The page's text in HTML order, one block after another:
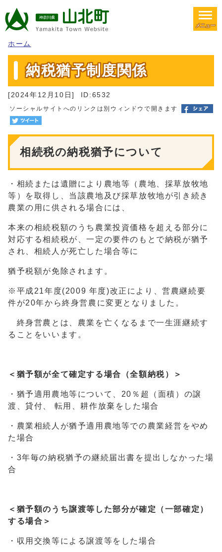
メニュー
ホーム
納税猶予制度関係
[2024年12月10日] ID:6532
ソーシャルサイトへのリンクは別ウィンドウで開きます
相続税の納税猶予について
・相続または遺贈により農地等（農地、採草放牧地
等）を取得し、当該農地及び採草放牧地が引き続き
農業の用に供される場合には、
本来の相続税額のうち農業投資価格を超える部分に
対応する相続税が、一定の要件のもとで納税が猶予
され、相続人が死亡した場合等に
猶予税額が免除されます。
※平成21年度(2009 年度)改正により、営農継続要
件が20年から終身営農に変更となりました。
終身営農とは、農業を亡くなるまで一生涯継続す
ることをいいます。
＜猶予額が全て確定する場合（全額納税）＞
・猶予適用農地等について、20％超（面積）の譲
渡、貸付、 転用、耕作放棄をした場合
・農業相続人が猶予適用農地等での農業経営をやめ
た場合
・3年毎の納税猶予の継続届出書を提出しなかった場
合
＜猶予額のうち譲渡等した部分が確定（一部確定）
する場合＞
・収用交換等による譲渡等をした場合